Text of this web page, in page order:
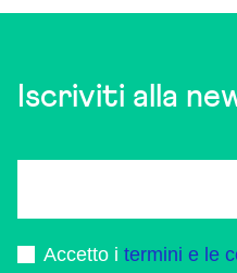
Iscriviti alla
Accetto i termini e le